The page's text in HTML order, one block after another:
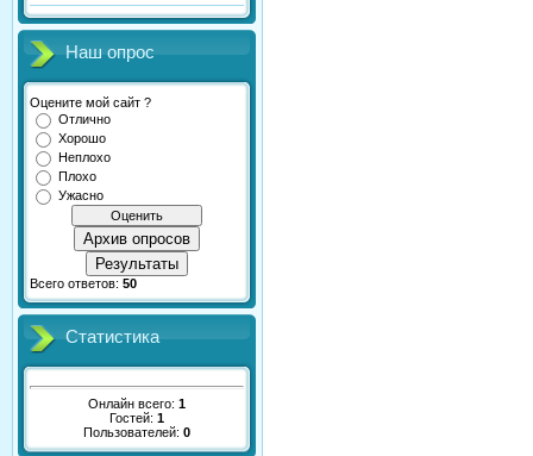
Наш опрос
Оцените мой сайт ?
Отлично
Хорошо
Неплохо
Плохо
Ужасно
Архив опросов
Результаты
Всего ответов: 50
Статистика
Онлайн всего: 1
Гостей: 1
Пользователей: 0